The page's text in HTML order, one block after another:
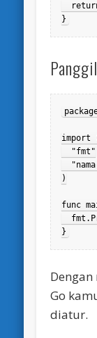
}
import
  "fmt"
)
func
}
Go
diatur.